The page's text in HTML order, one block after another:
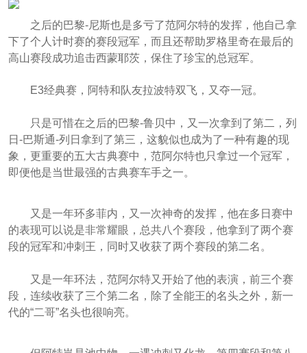
之后的巴黎-尼斯也是多亏了范阿尔特的发挥，他自己拿
下了个人计时赛的赛段冠军，而且还帮助罗格里奇在最后的
高山赛段成功追击西蒙耶茨，保住了珍宝的总冠军。
E3经典赛，阿特和队友拉波特双飞，又夺一冠。
只是可惜在之后的巴黎-鲁贝中，又一次拿到了第二，列
日-巴斯通-列日拿到了第三，这貌似也成为了一种有趣的现
象，更重要的五大古典赛中，范阿尔特也只拿过一个冠军，
即便他是当世最强的古典赛车手之一。
又是一年环多菲内，又一次神奇的发挥，他在多日赛中
的表现可以说是非常耀眼，总共八个赛段，他拿到了两个赛
段的冠军和冲刺王，同时又收获了两个赛段的第二名。
又是一年环法，范阿尔特又开始了他的表演，前三个赛
段，连续收获了三个第二名，除了全能王的名头之外，新一
代的“二哥”名头也很响亮。